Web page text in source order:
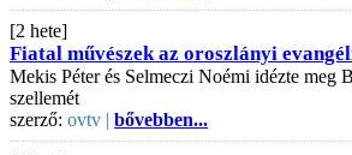
[2 hete]
Fiatal művészek az oroszlányi
Mekis Péter és Selmeczi Noémi idézte meg
szellemét
szerző: ovtv | bővebben...